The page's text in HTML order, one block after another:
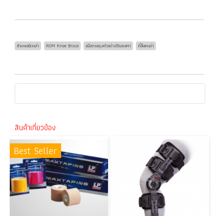
ซัพพอร์ตเข่า ROM Knee Brace เฝือกพยุงหัวเข่าปรับองศา ที่ล็อคเข่า
สินค้าเกี่ยวข้อง
Best Seller